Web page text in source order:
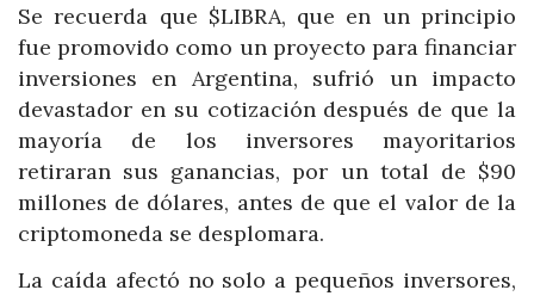
Se recuerda que $LIBRA, que en un principio
fue promovido como un proyecto para financiar
inversiones en Argentina, sufrió un impacto
devastador en su cotización después de que la
mayoría de los inversores mayoritarios
retiraran sus ganancias, por un total de $90
millones de dólares, antes de que el valor de la
criptomoneda se desplomara.
La caída afectó no solo a pequeños inversores,